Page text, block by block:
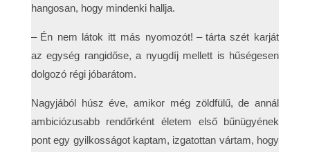
hangosan, hogy mindenki hallja.
– Én nem látok itt más nyomozót! – tárta szét karját
az egység rangidőse, a nyugdíj mellett is hűségesen
dolgozó régi jóbarátom.
Nagyjából húsz éve, amikor még zöldfülű, de annál
ambiciózusabb rendőrként életem első bűnügyének
pont egy gyilkosságot kaptam, izgatottan vártam, hogy